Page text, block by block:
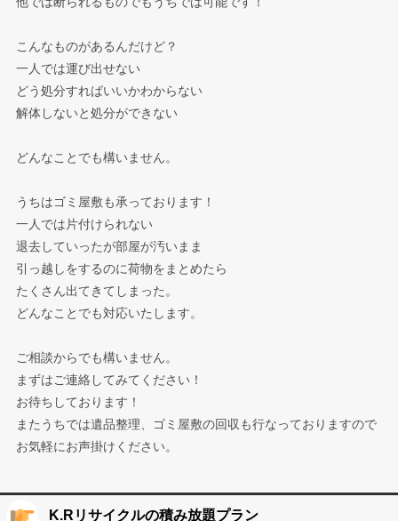
こんなものがあるんだけど？
一人では運び出せない
どう処分すればいいかわからない
解体しないと処分ができない
どんなことでも構いません。
うちはゴミ屋敷も承っております！
一人では片付けられない
退去していったが部屋が汚いまま
引っ越しをするのに荷物をまとめたら
たくさん出てきてしまった。
どんなことでも対応いたします。
ご相談からでも構いません。
まずはご連絡してみてください！
お待ちしております！
またうちでは遺品整理、ゴミ屋敷の回収も行なっておりますので
お気軽にお声掛けください。
K.Rリサイクルの積み放題プラン